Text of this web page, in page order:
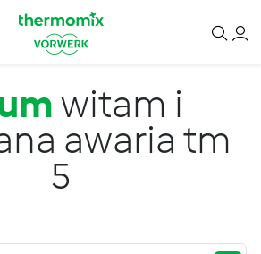
witam i
awaria tm
5